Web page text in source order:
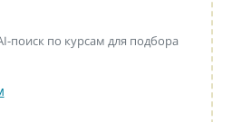
поиск по курсам для подбора